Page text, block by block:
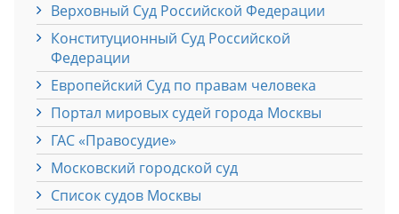
Верховный Cуд Российской Федерации
Конституционный Cуд Российской
Федерации
Европейский Cуд по правам человека
Портал мировых судей города Москвы
ГАС «Правосудие»
Московский городской суд
Список судов Москвы